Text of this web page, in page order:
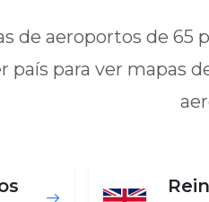
de aeroportos de 65
país para ver mapas